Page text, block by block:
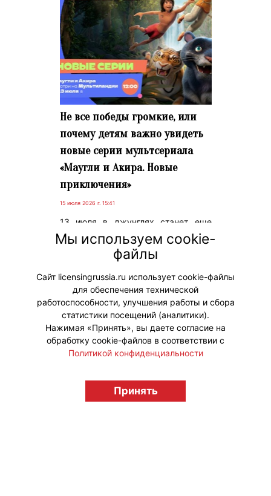
Не все победы громкие, или
почему детям важно увидеть
новые серии мультсериала
«Маугли и Акира. Новые
приключения»
15 июля 2026 г. 15:41
13 июля в джунглях станет еще
веселей: на телеканале
«Мультиландия» выходят новые
выпуски мультсериала «Маугли и
Акира. Новые приключения».
#ПродвижениеБренда
licensingrussia.ru, 2009-2026 12+
Мы используем cookie-
файлы
Сайт licensingrussia.ru использует cookie-файлы
для обеспечения технической
работоспособности, улучшения работы и сбора
статистики посещений (аналитики).
Нажимая «Принять», вы даете согласие на
обработку cookie-файлов в соответствии с
Политикой конфиденциальности
Принять